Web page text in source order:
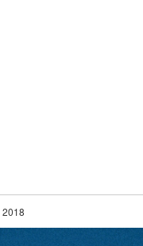
2018